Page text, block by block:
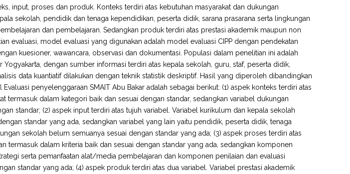
input, proses dan produk. Konteks terdiri atas kebutuhan masyarakat dan dukungan
sekolah, pendidik dan tenaga kependidikan, peserta didik, sarana prasarana serta lingkungan
dan pembelajaran. Sedangkan produk terdiri atas prestasi akademik maupun non
evaluasi, model evaluasi yang digunakan adalah model evaluasi CIPP dengan pendekatan
kuesioner, wawancara, observasi dan dokumentasi. Populasi dalam penelitian ini adalah
dengan sumber informasi terdiri atas kepala sekolah, guru, staf, peserta didik,
data kuantiatif dilakukan dengan teknik statistik deskriptif. Hasil yang diperoleh dibandingkan
penyelenggaraan SMAIT Abu Bakar adalah sebagai berikut: (1) aspek konteks terdiri atas
termasuk dalam kategori baik dan sesuai dengan standar, sedangkan variabel dukungan
standar; (2) aspek input terdiri atas tujuh variabel. Variabel kurikulum dan kepala sekolah
standar yang ada, sedangkan variabel yang lain yaitu pendidik, peserta didik, tenaga
sekolah belum semuanya sesuai dengan standar yang ada; (3) aspek proses terdiri atas
termasuk dalam kriteria baik dan sesuai dengan standar yang ada, sedangkan komponen
serta pemanfaatan alat/media pembelajaran dan komponen penilaian dan evaluasi
standar yang ada; (4) aspek produk terdiri atas dua variabel. Variabel prestasi akademik